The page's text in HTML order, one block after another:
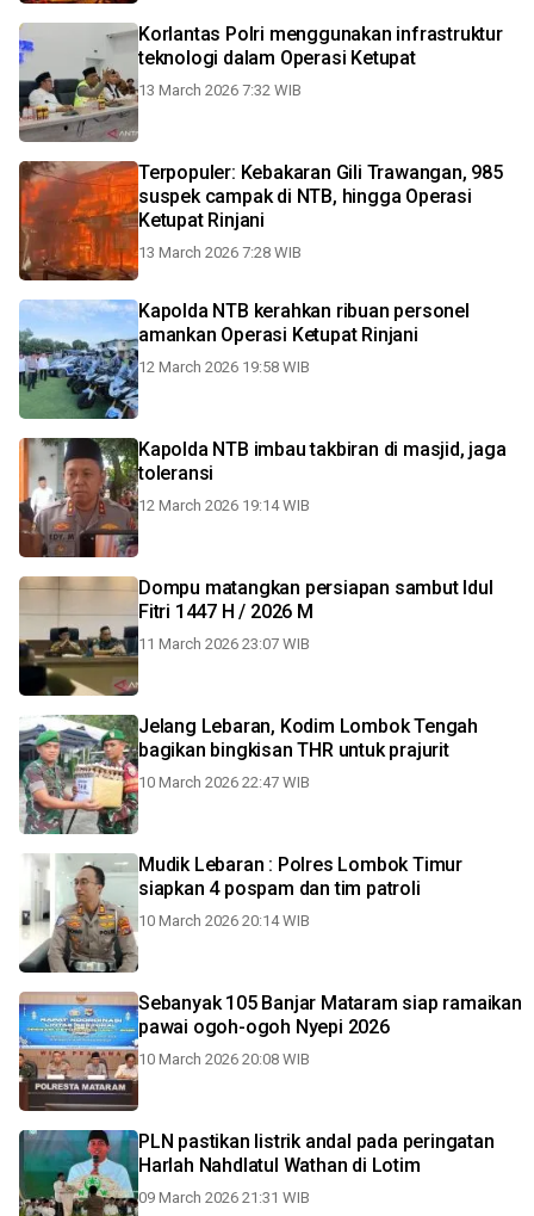
Korlantas Polri menggunakan infrastruktur
teknologi dalam Operasi Ketupat
13 March 2026 7:32 WIB
Terpopuler: Kebakaran Gili Trawangan, 985
suspek campak di NTB, hingga Operasi
Ketupat Rinjani
13 March 2026 7:28 WIB
Kapolda NTB kerahkan ribuan personel
amankan Operasi Ketupat Rinjani
12 March 2026 19:58 WIB
Kapolda NTB imbau takbiran di masjid, jaga
toleransi
12 March 2026 19:14 WIB
Dompu matangkan persiapan sambut Idul
Fitri 1447 H / 2026 M
11 March 2026 23:07 WIB
Jelang Lebaran, Kodim Lombok Tengah
bagikan bingkisan THR untuk prajurit
10 March 2026 22:47 WIB
Mudik Lebaran : Polres Lombok Timur
siapkan 4 pospam dan tim patroli
10 March 2026 20:14 WIB
Sebanyak 105 Banjar Mataram siap ramaikan
pawai ogoh-ogoh Nyepi 2026
10 March 2026 20:08 WIB
PLN pastikan listrik andal pada peringatan
Harlah Nahdlatul Wathan di Lotim
09 March 2026 21:31 WIB